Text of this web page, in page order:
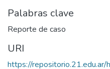
Palabras clave
Reporte de caso
URI
https://